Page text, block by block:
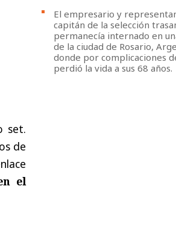
set.
de
el
El empresario y
capitán de la selección
permanecía internado en
de la ciudad de Rosario,
donde por complicaciones
perdió la vida a sus 68 años.